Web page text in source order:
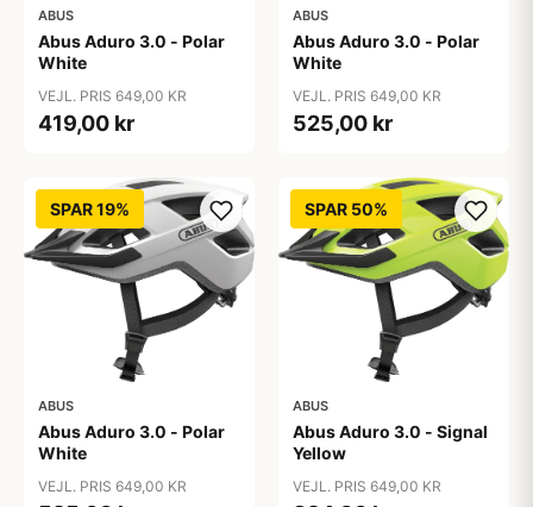
ABUS
Abus Aduro 3.0 - Polar
White
VEJL. PRIS 649,00 KR
419,00 kr
ABUS
Abus Aduro 3.0 - Polar
White
VEJL. PRIS 649,00 KR
525,00 kr
SPAR 19%
ABUS
Abus Aduro 3.0 - Polar
White
VEJL. PRIS 649,00 KR
SPAR 50%
ABUS
Abus Aduro 3.0 - Signal
Yellow
VEJL. PRIS 649,00 KR